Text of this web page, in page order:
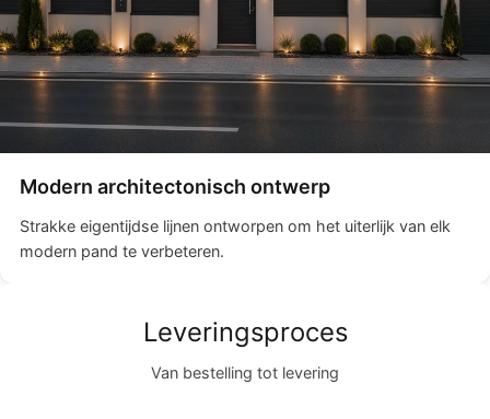
Modern architectonisch ontwerp
Strakke eigentijdse lijnen ontworpen om het uiterlijk van elk
modern pand te verbeteren.
Leveringsproces
Van bestelling tot levering